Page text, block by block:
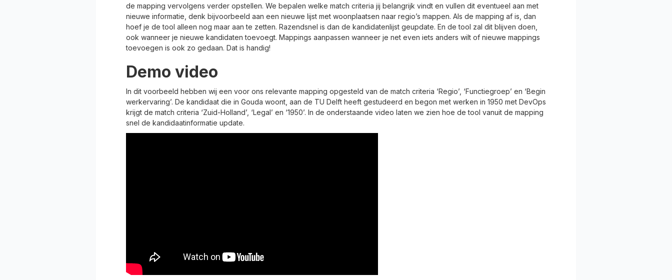
de mapping vervolgens verder opstellen. We bepalen welke match criteria jij belangrijk vindt en vullen dit eventueel aan met
nieuwe informatie, denk bijvoorbeeld aan een nieuwe lijst met woonplaatsen naar regio’s mappen. Als de mapping af is, dan
hoef je de tool alleen nog maar aan te zetten. Razendsnel is dan de kandidatenlijst geupdate. En de tool zal dit blijven doen,
ook wanneer je nieuwe kandidaten toevoegt. Mappings aanpassen wanneer je net even iets anders wilt of nieuwe mappings
toevoegen is ook zo gedaan. Dat is handig!
Demo video
In dit voorbeeld hebben wij een voor ons relevante mapping opgesteld van de match criteria ‘Regio’, ‘Functiegroep’ en ‘Begin
werkervaring’. De kandidaat die in Gouda woont, aan de TU Delft heeft gestudeerd en begon met werken in 1950 met DevOps
krijgt de match criteria ‘Zuid-Holland’, ‘Legal’ en ‘1950’. In de onderstaande video laten we zien hoe de tool vanuit de mapping
snel de kandidaatinformatie update.